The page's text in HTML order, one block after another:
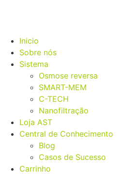
Inicio
Sobre nós
Sistema
Osmose reversa
SMART-MEM
C-TECH
Nanofiltração
Loja AST
Central de Conhecimento
Blog
Casos de Sucesso
Carrinho